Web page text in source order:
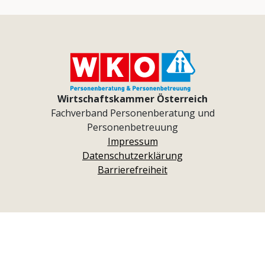
Wirtschaftskammer Österreich
Fachverband Personenberatung und
Personenbetreuung
Impressum
Datenschutzerklärung
Barrierefreiheit